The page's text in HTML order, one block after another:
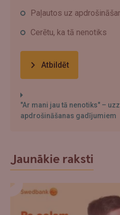
Paļautos uz
Cerētu, ka tā nenotiks
Atbildēt
"Ar mani jau tā nenotiks" –
apdrošināšanas gadījumiem
Jaunākie raksti